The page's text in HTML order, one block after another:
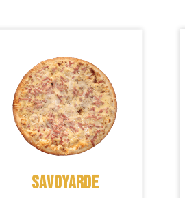
SAVOYARDE